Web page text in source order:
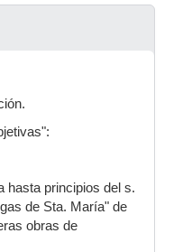
hasta principios del s.
de Sta. María" de
obras de